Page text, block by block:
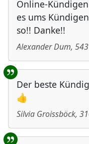
Online-
es ums
so!! Danke!!
Alexander Dum,
Der beste
👍
Silvia Groissböck,